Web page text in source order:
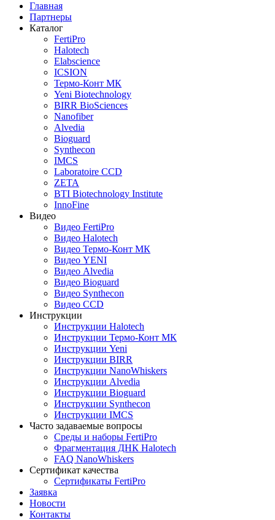
Главная
Партнеры
Каталог
FertiPro
Halotech
Elabscience
ICSION
Термо-Конт МК
Yeni Biotechnology
BIRR BioSciences
Nanofiber
Alvedia
Bioguard
Synthecon
IMCS
Laboratoire CCD
ZETA
BTI Biotechnology Institute
InnoFine
Видео
Видео FertiPro
Видео Halotech
Видео Термо-Конт МК
Видео YENI
Видео Alvedia
Видео Bioguard
Видео Synthecon
Видео CCD
Инструкции
Инструкции Halotech
Инструкции Термо-Конт МК
Инструкции Yeni
Инструкции BIRR
Инструкции NanoWhiskers
Инструкции Alvedia
Инструкции Bioguard
Инструкции Synthecon
Инструкции IMCS
Часто задаваемые вопросы
Среды и наборы FertiPro
Фрагментация ДНК Halotech
FAQ NanoWhiskers
Сертификат качества
Сертификаты FertiPro
Заявка
Новости
Контакты